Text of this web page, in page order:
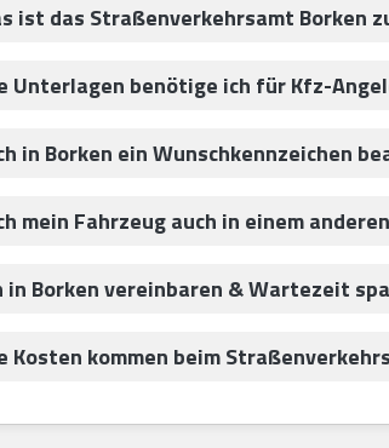
ist das Straßenverkehrsamt Borken
Unterlagen benötige ich für Kfz-
in Borken ein Wunschkennzeichen
mein Fahrzeug auch in einem
in Borken vereinbaren & Wartezeit
Kosten kommen beim